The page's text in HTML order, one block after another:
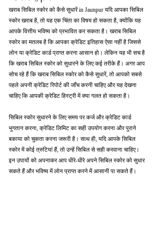
खराब सिबिल स्कोर को कैसे सुधारें in Jaunpur यदि आपका सिबिल
स्कोर खराब है, तो यह एक चिंता का विषय हो सकता है, क्योंकि यह
आपके वित्तीय भविष्य को प्रभावित कर सकता है। खराब सिबिल
स्कोर का मतलब है कि आपका क्रेडिट इतिहास ऐसा नहीं है जिससे
लोन या क्रेडिट कार्ड प्राप्त करना आसान हो। लेकिन यह भी सच है
कि खराब सिबिल स्कोर को सुधारने के लिए कई तरीके हैं। अगर आप
सोच रहे हैं कि खराब सिबिल स्कोर को कैसे सुधारें, तो आपको सबसे
पहले अपनी क्रेडिट रिपोर्ट की जाँच करनी चाहिए और यह देखना
चाहिए कि आपकी क्रेडिट हिस्ट्री में क्या गलत हो सकता है।
सिबिल स्कोर सुधारने के लिए समय पर कर्ज और क्रेडिट कार्ड
भुगतान करना, क्रेडिट लिमिट का सही उपयोग करना और पुराने
बकाया को चुकता करना जरूरी है। साथ ही, यदि आपके सिबिल
स्कोर में कोई त्रुटियां हैं, तो उन्हें सिबिल से सही करवाना चाहिए।
इन उपायों को अपनाकर आप धीरे-धीरे अपने सिबिल स्कोर को सुधार
सकते हैं और भविष्य में लोन प्राप्त करने में आसानी पा सकते हैं।